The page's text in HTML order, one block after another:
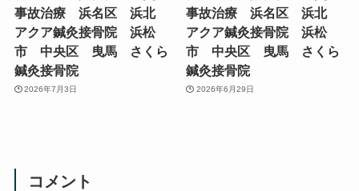
事故治療 浜名区 浜北
アクア鍼灸接骨院 浜松
市 中央区 曳馬 さくら
鍼灸接骨院
2026年7月3日
事故治療 浜名区 浜北
アクア鍼灸接骨院 浜松
市 中央区 曳馬 さくら
鍼灸接骨院
2026年6月29日
コメント